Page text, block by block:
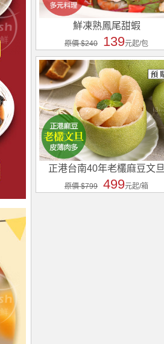
鮮凍熟鳳尾甜蝦
原價 $240 139元起/包
正港台南40年老欉麻豆文旦
原價 $799 499元起/箱